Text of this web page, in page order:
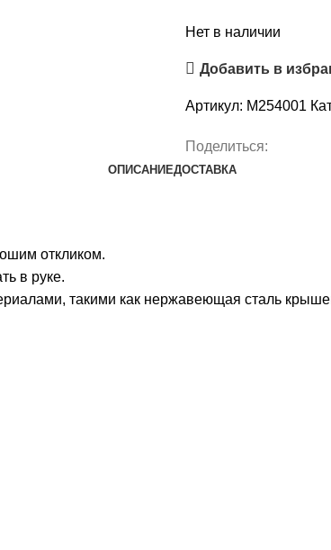
Нет в наличии
Добавить в
Артикул: M254001
Поделиться:
ОПИСАНИЕДОСТАВКА
откликом.
в руке.
такими как нержавеющая сталь